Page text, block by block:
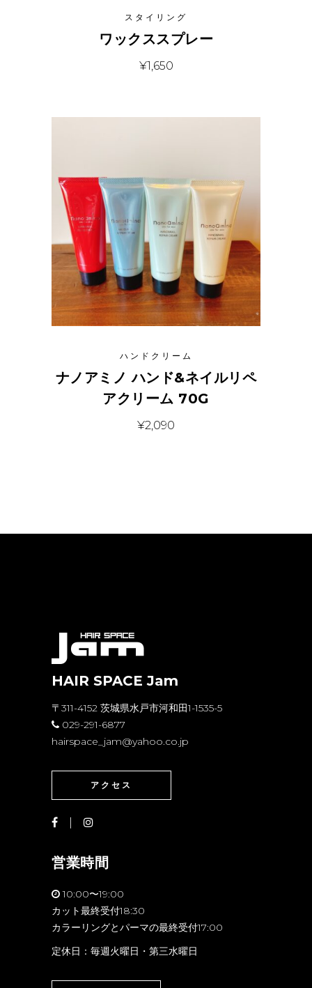
スタイリング
ワックススプレー
¥1,650
ハンドクリーム
ナノアミノ ハンド&ネイルリペ
アクリーム 70G
¥2,090
HAIR SPACE Jam
〒311-4152 茨城県水戸市河和田1-1535-5
029-291-6877
hairspace_jam@yahoo.co.jp
アクセス
営業時間
10:00〜19:00
カット最終受付18:30
カラーリングとパーマの最終受付17:00
定休日：毎週火曜日・第三水曜日